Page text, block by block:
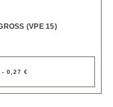
(VPE 15)
- 0,27 €